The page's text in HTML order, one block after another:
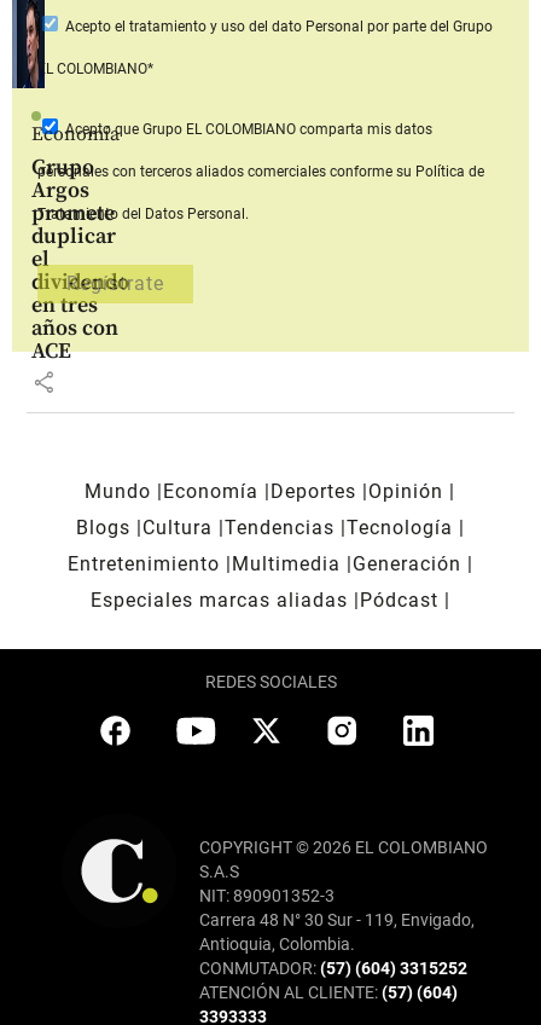
Economía
Grupo
Argos
promete
duplicar
el
dividendo
en tres
años con
ACE
share
Acepto el tratamiento y uso del dato Personal por parte del Grupo
EL COLOMBIANO*
Acepto que Grupo EL COLOMBIANOcomparta mis datos
personales con terceros aliados comerciales conforme su Política de
Tratamiento del Datos Personal.
Mundo Economía Deportes
Opinión
Blogs
Cultura Tendencias Tecnología
Entretenimiento
Multimedia
Generación
Especiales marcas aliadas
Pódcast
REDES SOCIALES
COPYRIGHT © 2026 EL COLOMBIANO
S.A.S
NIT: 890901352-3
Carrera 48 N° 30 Sur - 119, Envigado,
Antioquia, Colombia.
CONMUTADOR:(57) (604) 3315252
ATENCIÓN AL CLIENTE:(57) (604)
3393333